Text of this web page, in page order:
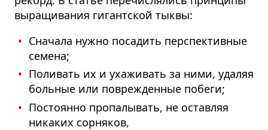
выращивания гигантской тыквы:
Сначала нужно посадить перспективные
семена;
Поливать их и ухаживать за ними, удаляя
больные или поврежденные побеги;
Постоянно пропалывать, не оставляя
никаких сорняков,